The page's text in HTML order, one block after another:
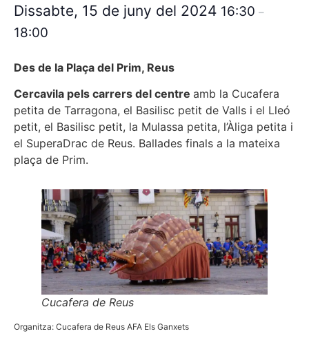
Dissabte, 15 de juny del 2024 16:30 –
18:00
Des de la Plaça del Prim, Reus
Cercavila pels carrers del centre amb la Cucafera
petita de Tarragona, el Basilisc petit de Valls i el Lleó
petit, el Basilisc petit, la Mulassa petita, l’Àliga petita i
el SuperaDrac de Reus. Ballades finals a la mateixa
plaça de Prim.
Cucafera de Reus
Organitza: Cucafera de Reus AFA Els Ganxets